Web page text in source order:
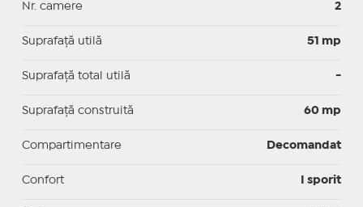
Nr. camere 2
Suprafaţă utilă 51 mp
Suprafaţă total utilă -
Suprafaţă construită 60 mp
Compartimentare Decomandat
Confort I sporit